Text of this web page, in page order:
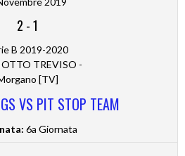
2 -1
B 2019-2020
TREVISO -
[TV]
VS PIT STOP TEAM
6a Giornata